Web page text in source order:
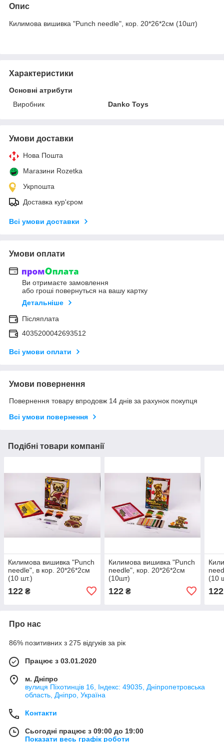
Опис
Килимова вишивка "Punch needle", кор. 20*26*2см (10шт)
Характеристики
Основні атрибути
Виробник
Danko Toys
Умови доставки
Нова Пошта
Магазини Rozetka
Укрпошта
Доставка кур'єром
Всі умови доставки
Умови оплати
Ви отримаєте замовлення
або гроші повернуться на вашу картку
Детальніше
Післяплата
4035200042693512
Всі умови оплати
Умови повернення
Повернення товару впродовж 14 днів за рахунок покупця
Всі умови повернення
Подібні товари компанії
Килимова вишивка "Punch
needle", в кор. 20*26*2см
(10 шт.)
122 ₴
Килимова вишивка "Punch
needle", кор. 20*26*2см
(10шт)
122₴
(10
122
Про нас
86% позитивних з 275 відгуків за рік
Працює з 03.01.2020
м. Дніпро
вулиця Піхотинців 16, Індекс: 49035, Дніпропетровська
область, Дніпро, Україна
Контакти
Сьогодні працює з 09:00 до 19:00
Показати весь графік роботи